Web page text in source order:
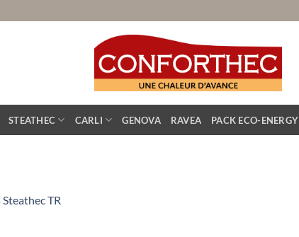
STEATHEC CARLI GENOVA RAVEA PACK ECO-ENERGY
Steathec TR